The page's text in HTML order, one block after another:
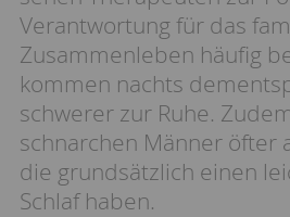
Verantwortung für das
Zusammenleben häufig
kommen nachts
schwerer zur Ruhe.
schnarchen Männer öfter
die grundsätzlich einen
Schlaf haben.